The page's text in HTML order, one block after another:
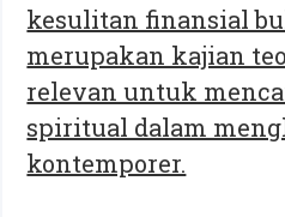
kesulitan finansial
merupakan kajian
relevan untuk
spiritual dalam
kontemporer.